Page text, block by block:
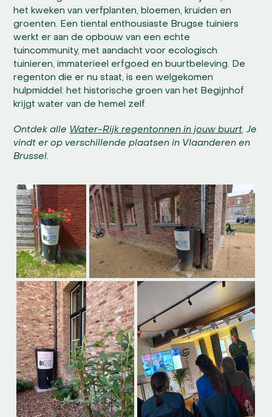
het kweken van verfplanten, bloemen, kruiden en
groenten. Een tiental enthousiaste Brugse tuiniers
werkt er aan de opbouw van een echte
tuincommunity, met aandacht voor ecologisch
tuinieren, immaterieel erfgoed en buurtbeleving. De
regenton die er nu staat, is een welgekomen
hulpmiddel: het historische groen van het Begijnhof
krijgt water van de hemel zelf.
Ontdek alle Water-Rijk regentonnen in jouw buurt. Je
vindt er op verschillende plaatsen in Vlaanderen en
Brussel.